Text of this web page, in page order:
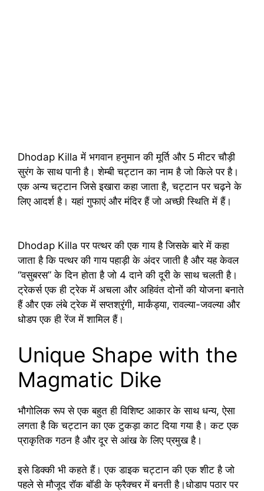
Dhodap Killa में भगवान हनुमान की मूर्ति और 5 मीटर चौड़ी
सुरंग के साथ पानी है। शेम्बी चट्टान का नाम है जो किले पर है।
एक अन्य चट्टान जिसे इखारा कहा जाता है, चट्टान पर चढ़ने के
लिए आदर्श है। यहां गुफाएं और मंदिर हैं जो अच्छी स्थिति में हैं।
Dhodap Killa पर पत्थर की एक गाय है जिसके बारे में कहा
जाता है कि पत्थर की गाय पहाड़ी के अंदर जाती है और यह केवल
“वसुबरस” के दिन होता है जो 4 दाने की दूरी के साथ चलती है।
ट्रेकर्स एक ही ट्रेक में अचला और अहिवंत दोनों की योजना बनाते
हैं और एक लंबे ट्रेक में सप्तश्रृंगी, मार्कंड्या, रावल्या-जवल्या और
धोडप एक ही रेंज में शामिल हैं।
Unique Shape with the
Magmatic Dike
भौगोलिक रूप से एक बहुत ही विशिष्ट आकार के साथ धन्य, ऐसा
लगता है कि चट्टान का एक टुकड़ा काट दिया गया है। कट एक
प्राकृतिक गठन है और दूर से आंख के लिए प्रमुख है।
इसे डिक्की भी कहते हैं। एक डाइक चट्टान की एक शीट है जो
पहले से मौजूद रॉक बॉडी के फ्रैक्चर में बनती है।धोडाप पठार पर